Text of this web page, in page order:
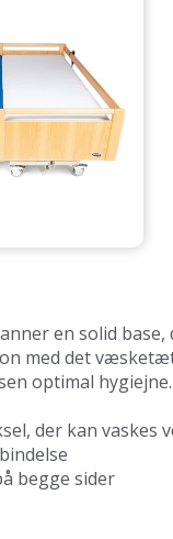
en solid base,
med det
optimal hygiejne.
der kan vaskes
begge sider